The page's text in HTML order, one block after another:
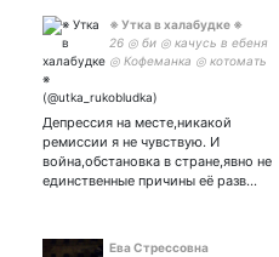
※ Утка в халабудке ※
26 ◎ би ◎ качусь в ебеня
◎ Кофеманка ◎ котомать
◎ Здесь юмор, нытьё и
Депрессия на месте,никакой
ремиссии я не чувствую. И
война,обстановка в стране,явно не
единственные причины её разв…
Ева Стрессовна